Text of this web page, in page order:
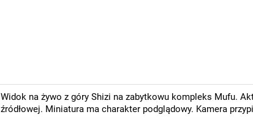
Widok na żywo z góry Shizi na zabytkowu kompleks Mufu.
źródłowej. Miniatura ma charakter podglądowy. Kamera